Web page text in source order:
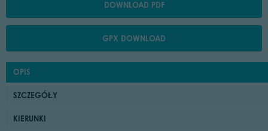
DOWNLOAD PDF
GPX DOWNLOAD
OPIS
SZCZEGÓŁY
KIERUNKI